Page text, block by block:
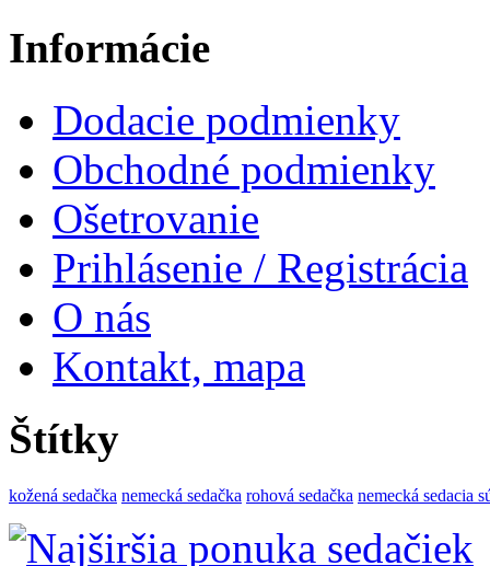
Informácie
Dodacie podmienky
Obchodné podmienky
Ošetrovanie
Prihlásenie / Registrácia
O nás
Kontakt, mapa
Štítky
kožená sedačka nemecká sedačka rohová sedačka nemecká sedacia